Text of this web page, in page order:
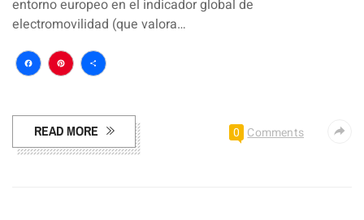
entorno europeo en el indicador global de
electromovilidad (que valora…
Facebook
Pinterest
Compartir
READ MORE 0 Comments